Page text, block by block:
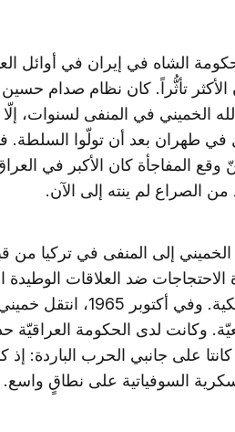
الأكثر تأثُّراً. كان نظام صدام حسين
الخميني في المنفى لسنوات،
في طهران بعد أن تولّوا السلطة.
وقع المفاجأة كان الأكبر في
الصراع لم ينته إلى الآن.
ضد العلاقات الوطيدة
المتحدة الأمريكية.
وكانت لدى الحكومة العراقيّة
على جانبي الحرب الباردة: إذ
السوفياتية على نطاقٍ واسع.